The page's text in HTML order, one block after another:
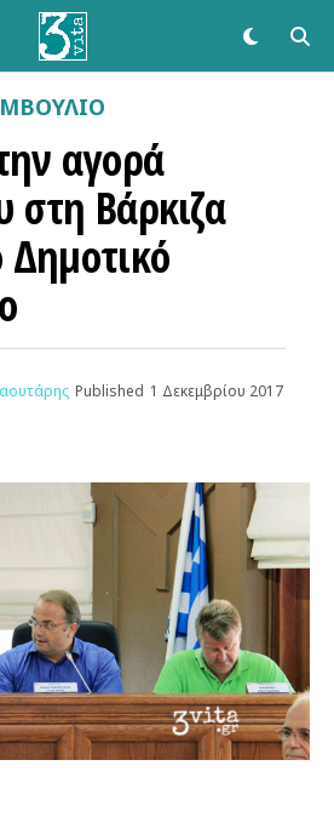
αγορά
στη Βάρκιζα
Δημοτικό
Published 1 Δεκεμβρίου 2017